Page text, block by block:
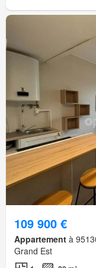
109 900 €
Appartement à
Grand Est